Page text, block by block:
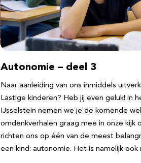
Autonomie – deel 3
Naar aanleiding van ons inmiddels
Lastige kinderen? Heb jij even geluk! in
IJsselstein nemen we je de komende
omdenkverhalen graag mee in onze kijk
richten ons op één van de meest
een kind: autonomie. Het is namelijk